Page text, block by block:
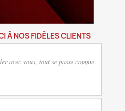
À NOS FIDÈLES CLIENTS
avec vous, tout se passe comme